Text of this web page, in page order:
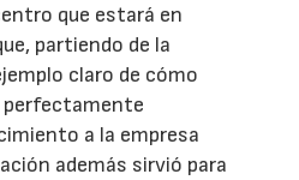
que estará en
partiendo de la
claro de cómo
perfectamente
a la empresa
además sirvió para